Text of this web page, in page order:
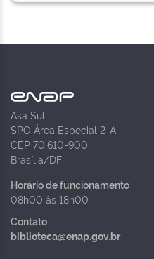
Asa Sul
SPO Área Especial 2-A
CEP 70.610-900
Brasília/DF
Horário de funcionamento
08h00 às 18h00
Contato
biblioteca@enap.gov.br